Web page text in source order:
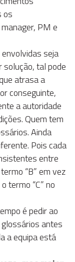
os
PM e
seja
tal pode
atrasa a
conseguinte,
a autoridade
Quem tem
Ainda
Pois cada
entre
“B” em vez
termo “C” no
é pedir ao
antes
a equipa está